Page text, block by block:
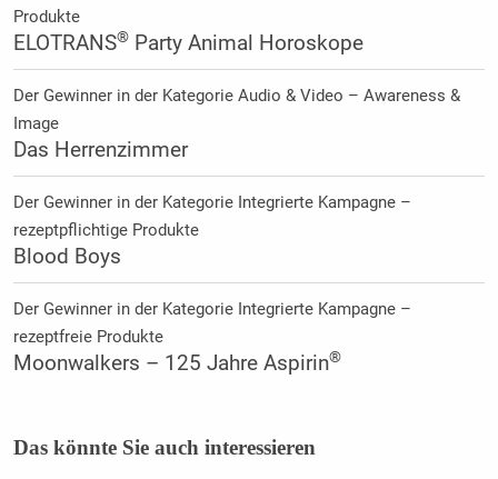
Produkte
ELOTRANS®Party Animal Horoskope
Der Gewinner in der Kategorie Audio & Video – Awareness &
Image
Das Herrenzimmer
Der Gewinner in der Kategorie Integrierte Kampagne –
rezeptpflichtige Produkte
Blood Boys
Der Gewinner in der Kategorie Integrierte Kampagne –
rezeptfreie Produkte
Moonwalkers – 125 Jahre Aspirin®
Das könnte Sie auch interessieren